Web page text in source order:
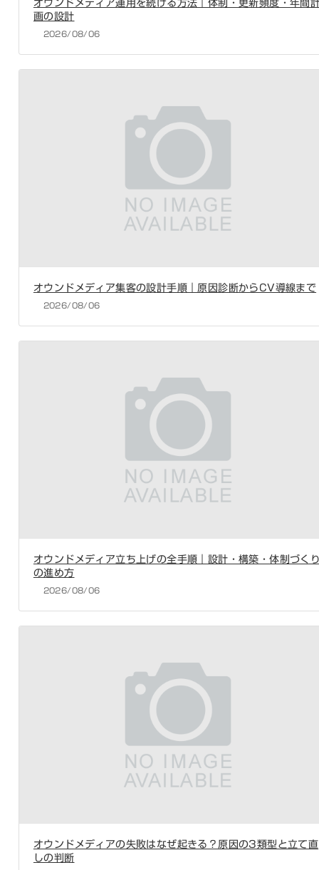
オウンドメディア運用を続ける方法｜体制・更新頻度・年間
画の設計
2026/08/06
オウンドメディア集客の設計手順｜原因診断からCV導線まで
2026/08/06
オウンドメディア立ち上げの全手順｜設計・構築・体制づく
の進め方
2026/08/06
オウンドメディアの失敗はなぜ起きる？原因の3類型と立て直
しの判断